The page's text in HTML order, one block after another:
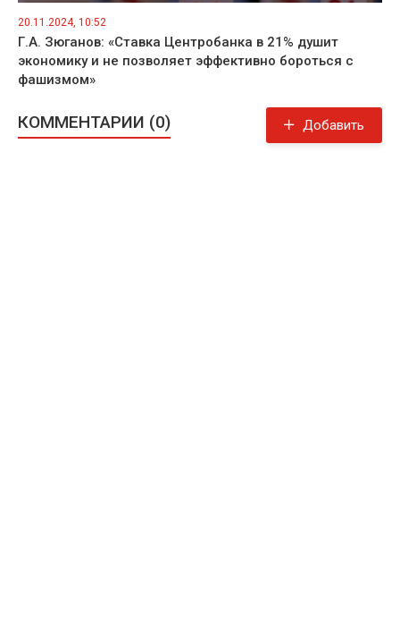
20.11.2024, 10:52
Г.А. Зюганов: «Ставка Центробанка в 21% душит
экономику и не позволяет эффективно бороться с
фашизмом»
КОММЕНТАРИИ (0) Добавить